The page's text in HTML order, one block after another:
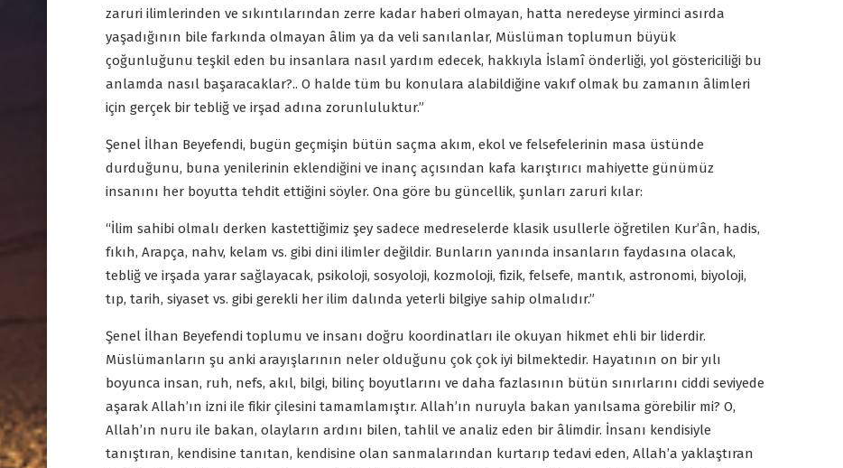
zaruri ilimlerinden ve sıkıntılarından zerre kadar haberi olmayan, hatta neredeyse yirminci asırda
yaşadığının bile farkında olmayan âlim ya da veli sanılanlar, Müslüman toplumun büyük
çoğunluğunu teşkil eden bu insanlara nasıl yardım edecek, hakkıyla İslamî önderliği, yol göstericiliği bu
anlamda nasıl başaracaklar?.. O halde tüm bu konulara alabildiğine vakıf olmak bu zamanın âlimleri
için gerçek bir tebliğ ve irşad adına zorunluluktur.”
Şenel İlhan Beyefendi, bugün geçmişin bütün saçma akım, ekol ve felsefelerinin masa üstünde
durduğunu, buna yenilerinin eklendiğini ve inanç açısından kafa karıştırıcı mahiyette günümüz
insanını her boyutta tehdit ettiğini söyler. Ona göre bu güncellik, şunları zaruri kılar:
“İlim sahibi olmalı derken kastettiğimiz şey sadece medreselerde klasik usullerle öğretilen Kur’ân, hadis,
fıkıh, Arapça, nahv, kelam vs. gibi dini ilimler değildir. Bunların yanında insanların faydasına olacak,
tebliğ ve irşada yarar sağlayacak, psikoloji, sosyoloji, kozmoloji, fizik, felsefe, mantık, astronomi, biyoloji,
tıp, tarih, siyaset vs. gibi gerekli her ilim dalında yeterli bilgiye sahip olmalıdır.”
Şenel İlhan Beyefendi toplumu ve insanı doğru koordinatları ile okuyan hikmet ehli bir liderdir.
Müslümanların şu anki arayışlarının neler olduğunu çok çok iyi bilmektedir. Hayatının on bir yılı
boyunca insan, ruh, nefs, akıl, bilgi, bilinç boyutlarını ve daha fazlasının bütün sınırlarını ciddi seviyede
aşarak Allah’ın izni ile fikir çilesini tamamlamıştır. Allah’ın nuruyla bakan yanılsama görebilir mi? O,
Allah’ın nuru ile bakan, olayların ardını bilen, tahlil ve analiz eden bir âlimdir. İnsanı kendisiyle
tanıştıran, kendisine tanıtan, kendisine olan sanmalarından kurtarıp tedavi eden, Allah’a yaklaştıran